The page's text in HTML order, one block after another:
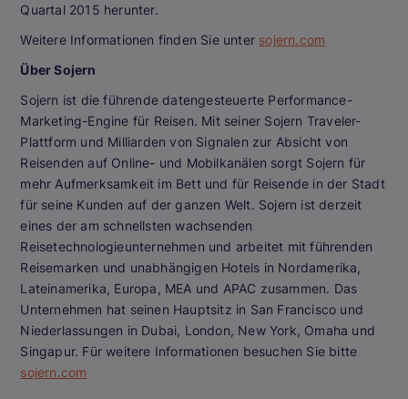
Quartal 2015 herunter.
Weitere Informationen finden Sie unter sojern.com
Über Sojern
Sojern ist die führende datengesteuerte Performance-
Marketing-Engine für Reisen. Mit seiner Sojern Traveler-
Plattform und Milliarden von Signalen zur Absicht von
Reisenden auf Online- und Mobilkanälen sorgt Sojern für
mehr Aufmerksamkeit im Bett und für Reisende in der Stadt
für seine Kunden auf der ganzen Welt. Sojern ist derzeit
eines der am schnellsten wachsenden
Reisetechnologieunternehmen und arbeitet mit führenden
Reisemarken und unabhängigen Hotels in Nordamerika,
Lateinamerika, Europa, MEA und APAC zusammen. Das
Unternehmen hat seinen Hauptsitz in San Francisco und
Niederlassungen in Dubai, London, New York, Omaha und
Singapur. Für weitere Informationen besuchen Sie bitte
sojern.com